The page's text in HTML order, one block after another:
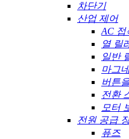
차단기
산업 제어
AC 접
열 릴
일반
마그
버튼
전환
모터
전원 공급
퓨즈